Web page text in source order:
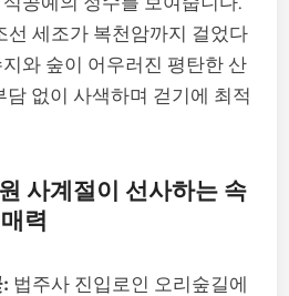
선 세조가 복천암까지 걸었다
와 숲이 어우러진 평탄한 산
담 없이 사색하며 걷기에 최적
사계절이 선사하는 속
력
법주사 진입로인 오리숲길에